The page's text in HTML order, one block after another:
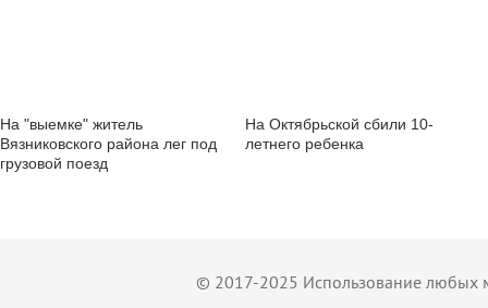
На "выемке" житель
Вязниковского района лег под
грузовой поезд
На Октябрьской сбили 10-
летнего ребенка
© 2017-2025 Использование любых